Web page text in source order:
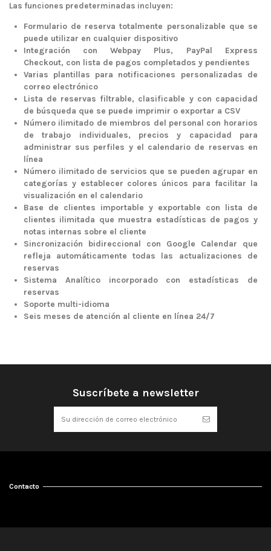
Las funciones predeterminadas incluyen:
Formulario de reserva totalmente personalizable que se
puede utilizar en cualquier dispositivo
Integración con Webpay Plus, PayPal Express
Checkout, con lista de pagos completados y pendientes
Varias plantillas para notificaciones personalizadas de
correo electrónico
Lista de reservas filtrable, clasificable y con capacidad
de búsqueda que se puede imprimir o exportar a CSV
Número ilimitado de miembros del personal con horarios
de trabajo individuales, precios y capacidad para
administrar sus perfiles y el calendario de reservas en
línea
Número ilimitado de servicios que se pueden agrupar en
categorías y establecer colores únicos para facilitar la
visualización en el calendario
Base de clientes importable y exportable con lista de
clientes ilimitada que muestra estadísticas de pagos y
notas internas sobre el cliente
Sincronización bidireccional con Google Calendar que
refleja automáticamente todas las actualizaciones de
reservas
Sistema Analítico incorporado con estadísticas de
reservas
Soporte multi-idioma
Seis meses de atención al cliente en línea 24/7
Suscríbete a newsletter
Contacto